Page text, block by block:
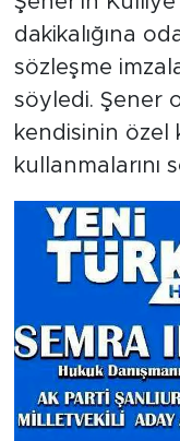
dakikalığına
sözleşme
söyledi. Şener
kendisinin özel
kullanmalarını